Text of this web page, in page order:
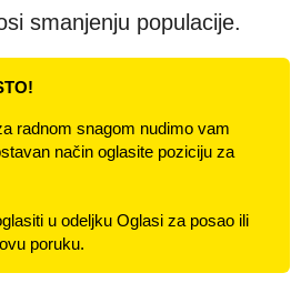
smanjenju populacije.
radnom snagom nudimo vam
način oglasite poziciju za
u odeljku Oglasi za posao ili
poruku.